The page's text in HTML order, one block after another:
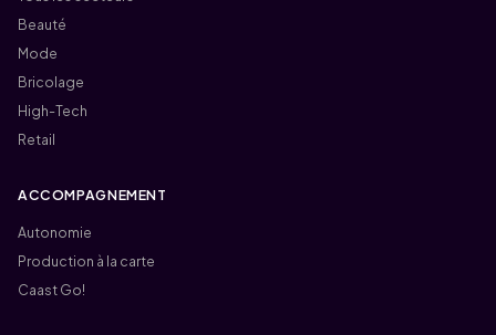
Beauté
Mode
Bricolage
High-Tech
Retail
ACCOMPAGNEMENT
Autonomie
Production à la carte
Caast Go!